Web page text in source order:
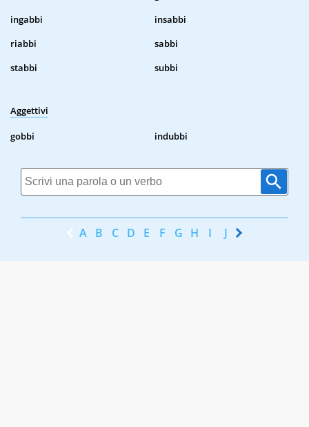
ingabbi
insabbi
riabbi
sabbi
stabbi
subbi
Aggettivi
gobbi indubbi
A B C D E F G H I J K